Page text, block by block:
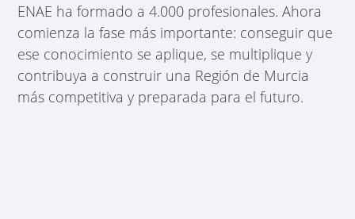
ENAE ha formado a 4.000 profesionales. Ahora
comienza la fase más importante: conseguir que
ese conocimiento se aplique, se multiplique y
contribuya a construir una Región de Murcia
más competitiva y preparada para el futuro.